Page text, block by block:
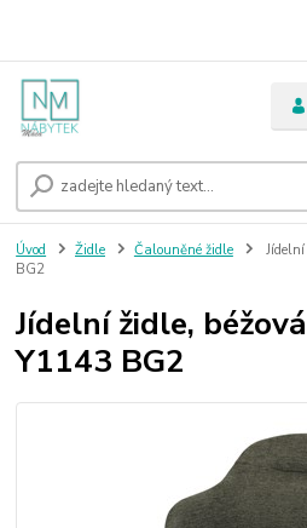
Úvod Židle Čalouněné židle
BG2
Jídelní židle,
Y1143 BG2